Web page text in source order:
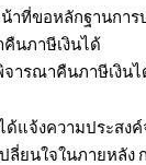
น้าที่ขอหลักฐานการ
นภาษีเงินได้
จารณาคืนภาษีเงินไ
แจ้งความประสงค์
ลี่ยนใจในภายหลัง